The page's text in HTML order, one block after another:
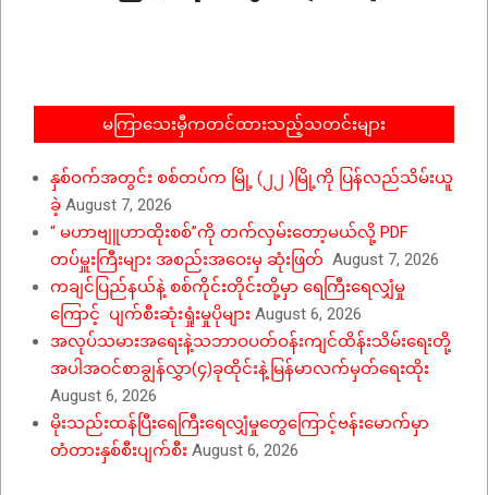
မကြာသေးမှီကတင်ထားသည့်သတင်းများ
နှစ်ဝက်အတွင်း စစ်တပ်က မြို့ (၂၂ )မြို့ကို ပြန်လည်သိမ်းယူ
ခဲ့ August 7, 2026
“ မဟာဗျူဟာထိုးစစ်”ကို တက်လှမ်းတော့မယ်လို့ PDF
တပ်မှူးကြီးများ အစည်းအဝေးမှ ဆုံးဖြတ် August 7, 2026
ကချင်ပြည်နယ်နဲ့ စစ်ကိုင်းတိုင်းတို့မှာ ရေကြီးရေလျှံမှု
ကြောင့် ပျက်စီးဆုံးရှုံးမှုပိုများ August 6, 2026
အလုပ်သမားအရေးနဲ့သဘာဝပတ်ဝန်းကျင်ထိန်းသိမ်းရေးတို့
အပါအဝင်စာချွန်လွှာ(၄)ခုထိုင်းနဲ့မြန်မာလက်မှတ်ရေးထိုး
August 6, 2026
မိုးသည်းထန်ပြီးရေကြီးရေလျှံမှုတွေကြောင့်ဗန်းမောက်မှာ
တံတားနှစ်စီးပျက်စီး August 6, 2026